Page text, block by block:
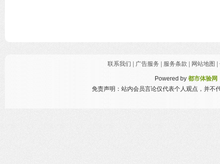
联系我们 广告服务 服务条款 网站地图
Powered by 都市体验网
免责声明：站内会员言论仅代表个人观点，并不